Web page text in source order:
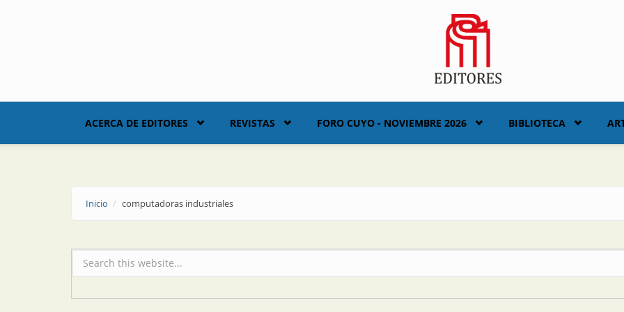
ACERCA DE EDITORES REVISTAS FORO CUYO - NOVIEMBRE 2026 BIBLIOTECA
Inicio computadoras industriales
Formulario de búsqueda